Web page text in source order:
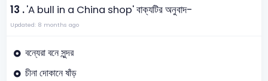
13 .'A bull in a China shop' বাক্যটির অনুবাদ-
Updated: 8 months ago
বন্যেরা বনে সুন্দর
চীনা দোকানে ষাঁড়